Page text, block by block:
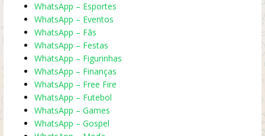
WhatsApp – Esportes
WhatsApp – Eventos
WhatsApp – Fãs
WhatsApp – Festas
WhatsApp – Figurinhas
WhatsApp – Finanças
WhatsApp – Free Fire
WhatsApp – Futebol
WhatsApp – Games
WhatsApp – Gospel